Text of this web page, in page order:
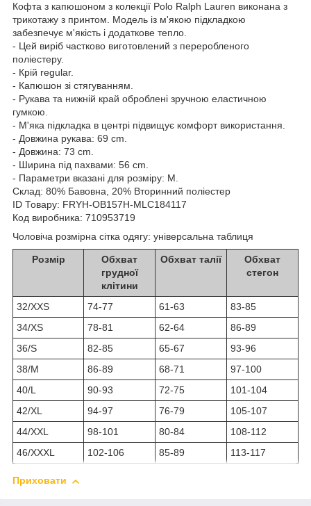
Кофта з капюшоном з колекції Polo Ralph Lauren виконана з
трикотажу з принтом. Модель із м'якою підкладкою
забезпечує м'якість і додаткове тепло.
- Цей виріб частково виготовлений з переробленого
поліестеру.
- Крій regular.
- Капюшон зі стягуванням.
- Рукава та нижній край оброблені зручною еластичною
гумкою.
- М'яка підкладка в центрі підвищує комфорт використання.
- Довжина рукава: 69 cm.
- Довжина: 73 cm.
- Ширина під пахвами: 56 cm.
- Параметри вказані для розміру: M.
Склад: 80% Бавовна, 20% Вторинний поліестер
ID Товару: FRYH-OB157H-MLC184117
Код виробника: 710953719
Чоловіча розмірна сітка одягу: універсальна таблиця
Розмір
Обхват
грудної
клітини
Обхват талії
Обхват
стегон
32/XXS 74-77 61-63
83-85
34/XS
78-81 62-64
86-89
36/S
82-85 65-67
93-96
38/M
86-89 68-71
97-100
40/L
90-93 72-75
101-104
42/XL
94-97 76-79
105-107
44/XXL
98-101 80-84
108-112
46/XXXL
102-106 85-89 113-117
Приховати